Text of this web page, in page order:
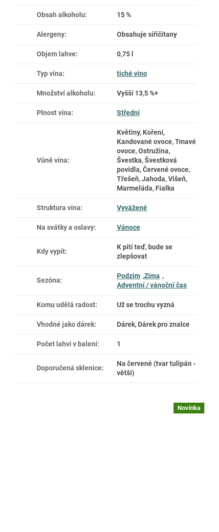
Obsah alkoholu: 15 %
Alergeny: Obsahuje siřičitany
Objem lahve: 0,75 l
Typ vína: tiché víno
Množství alkoholu: Vyšší 13,5 %+
Plnost vína: Střední
Vůně vína:
Květiny, Koření,
Kandované ovoce, Tmavé
ovoce, Ostružina,
Švestka, Švestková
povidla, Červené ovoce,
Třešeň, Jahoda, Višeň,
Marmeláda, Fialka
Struktura vína: Vyvážené
Na svátky a oslavy: Vánoce
Kdy vypít:
K pití teď, bude se
zlepšovat
Sezóna:
Podzim ,Zima ,
Adventní / vánoční čas
Komu udělá radost: Už se trochu vyzná
Vhodné jako dárek: Dárek, Dárek pro znalce
Počet lahví v balení: 1
Doporučená sklenice:
Na červené (tvar tulipán -
větší)
Novinka